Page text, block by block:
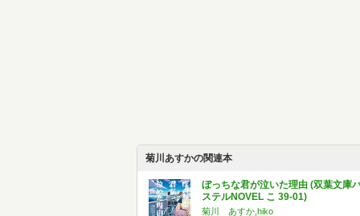
菊川あすかの関連本
ぼっちな君が泣いた理由 (双葉文庫
ステルNOVEL こ 39-01)
菊川 あすか,hiko